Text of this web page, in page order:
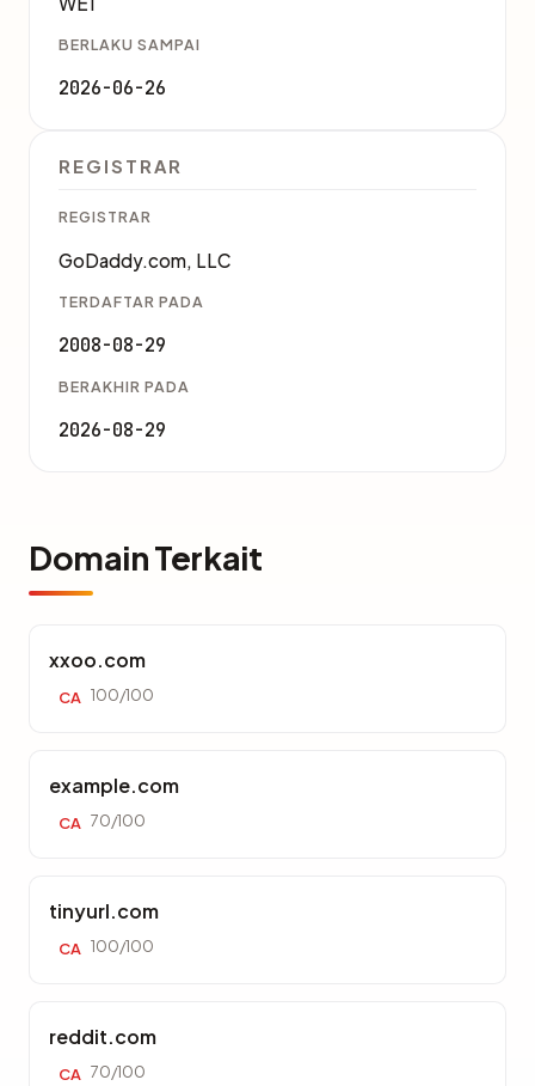
BERLAKU SAMPAI
2026-06-26
REGISTRAR
REGISTRAR
GoDaddy.com, LLC
TERDAFTAR PADA
2008-08-29
BERAKHIR PADA
2026-08-29
Domain Terkait
xxoo.com
CA 100/100
example.com
CA 70/100
tinyurl.com
CA 100/100
reddit.com
CA 70/100